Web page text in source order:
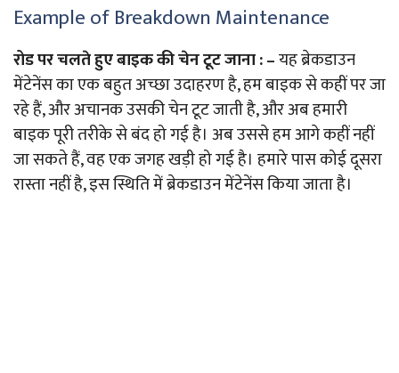
Example of Breakdown Maintenance
रोड पर चलते हुए बाइक की चेन टूट जाना :–यह ब्रेकडाउन
मेंटेनेंस का एक बहुत अच्छा उदाहरण है, हम बाइक से कहीं पर जा
रहे हैं, और अचानक उसकी चेन टूट जाती है, और अब हमारी
बाइक पूरी तरीके से बंद हो गई है। अब उससे हम आगे कहीं नहीं
जा सकते हैं, वह एक जगह खड़ी हो गई है। हमारे पास कोई दूसरा
रास्ता नहीं है, इस स्थिति में ब्रेकडाउन मेंटेनेंस किया जाता है।